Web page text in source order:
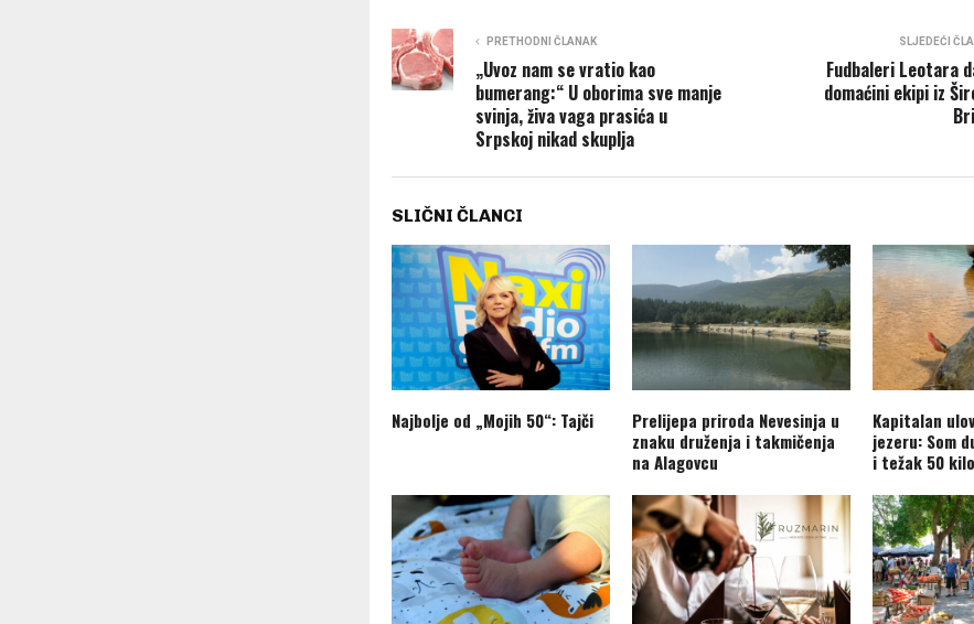
PRETHODNI ČLANAK
„Uvoz nam se vratio kao
bumerang:“ U oborima sve manje
svinja, živa vaga prasića u
Srpskoj nikad skuplja
SLJEDEĆI
Fudbaleri Leotara
domaćini ekipi iz
SLIČNI ČLANCI
Najbolje od „Mojih 50“: Tajči
Prelijepa priroda Nevesinja u
znaku druženja i takmičenja
na Alagovcu
Kapitalan
jezeru: Som
i težak 50